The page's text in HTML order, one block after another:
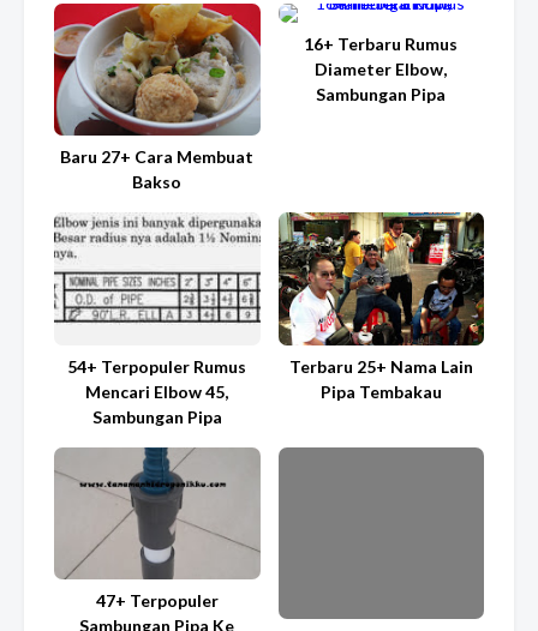
Baru 27+ Cara Membuat
Bakso
16+ Terbaru Rumus
Diameter Elbow,
Sambungan Pipa
54+ Terpopuler Rumus
Mencari Elbow 45,
Sambungan Pipa
Terbaru 25+ Nama Lain
Pipa Tembakau
47+ Terpopuler
Sambungan Pipa Ke